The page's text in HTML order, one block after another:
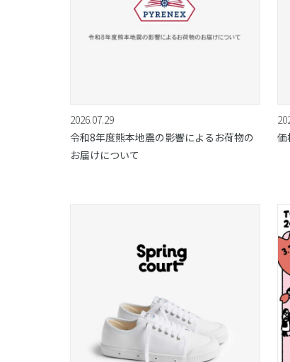
2026.07.29
令和8年度熊本地震の影響によるお荷物の
お届けについて
価